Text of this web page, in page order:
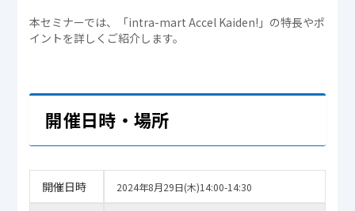
本セミナーでは、「intra-mart Accel Kaiden!」の特長やポ
イントを詳しくご紹介します。
開催日時・場所
開催日時 2024年8月29日(木)14:00-14:30